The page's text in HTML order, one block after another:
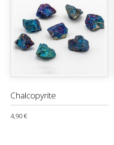
Chalcopyrite
4,90 €